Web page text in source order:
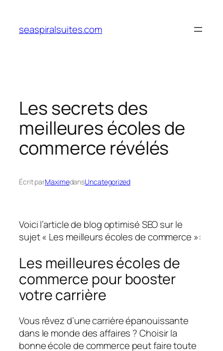
contenu
seaspiralsuites.com
Les secrets des
meilleures écoles de
commerce révélés
Écrit parMaximedansUncategorized
Voici l’article de blog optimisé SEO sur le
sujet « Les meilleurs écoles de commerce »:
Les meilleures écoles de
commerce pour booster
votre carrière
Vous rêvez d’une carrière épanouissante
dans le monde des affaires ? Choisir la
bonne école de commerce peut faire toute